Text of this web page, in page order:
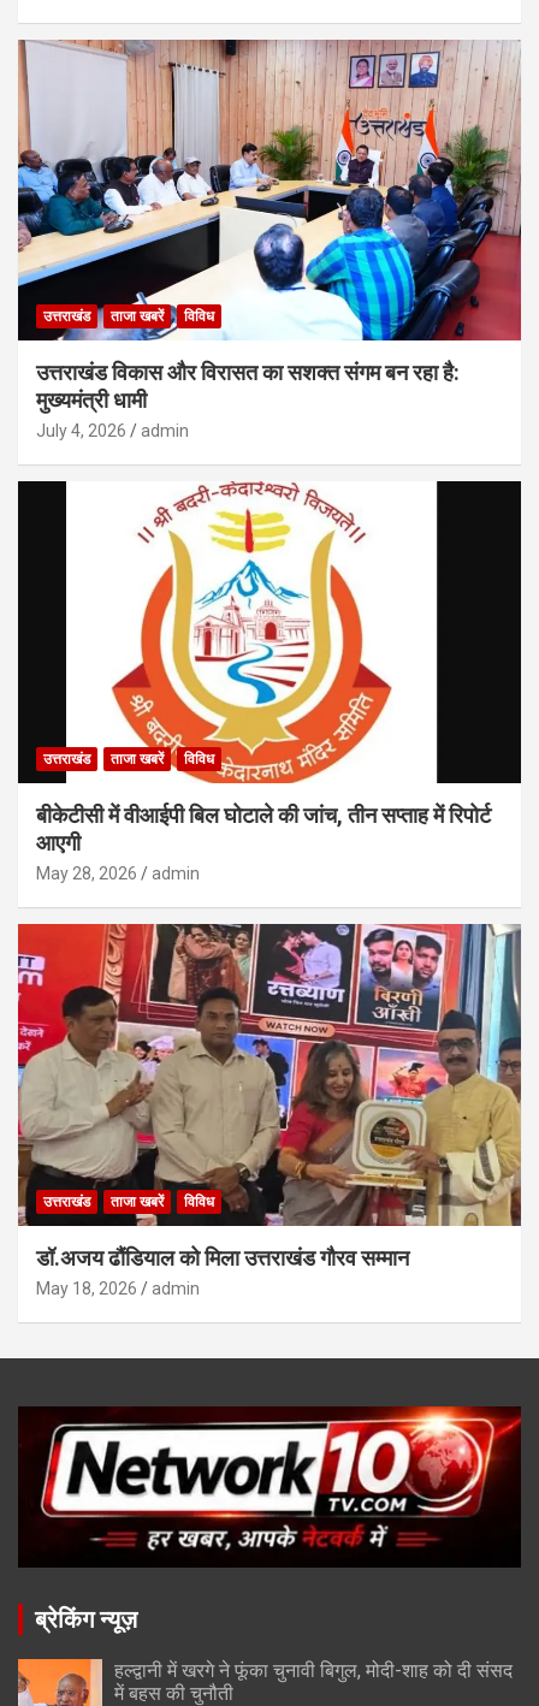
उत्तराखंड ताजा खबरें विविध
उत्तराखंड विकास और विरासत का सशक्त संगम बन रहा है:
मुख्यमंत्री धामी
July 4, 2026 admin
उत्तराखंड ताजा खबरें विविध
बीकेटीसी में वीआईपी बिल घोटाले की जांच, तीन सप्ताह में रिपोर्ट
आएगी
May 28, 2026 admin
उत्तराखंड ताजा खबरें विविध
डॉ.अजय ढौंडियाल को मिला उत्तराखंड गौरव सम्मान
May 18, 2026 admin
ब्रेकिंग न्यूज़
हल्द्वानी में खरगे ने फूंका चुनावी बिगुल, मोदी-शाह को दी संसद
में बहस की चुनौती